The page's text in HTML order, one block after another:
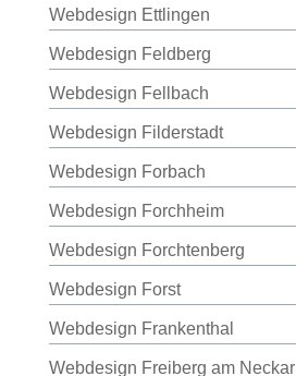
Webdesign Ettlingen
Webdesign Feldberg
Webdesign Fellbach
Webdesign Filderstadt
Webdesign Forbach
Webdesign Forchheim
Webdesign Forchtenberg
Webdesign Forst
Webdesign Frankenthal
Webdesign Freiberg am Neckar